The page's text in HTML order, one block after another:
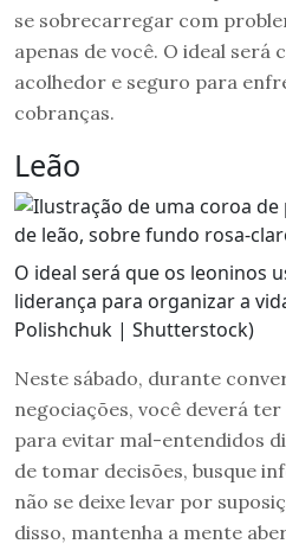
se sobrecarregar com
apenas de você. O ideal será
acolhedor e seguro para
cobranças.
Leão
O ideal será que os leoninos
liderança para organizar a
Polishchuk | Shutterstock)
Neste sábado, durante
negociações, você deverá
para evitar mal-entendidos
de tomar decisões, busque
não se deixe levar por
disso, mantenha a mente